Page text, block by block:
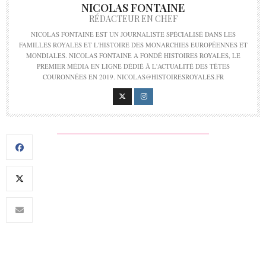
NICOLAS FONTAINE
RÉDACTEUR EN CHEF
NICOLAS FONTAINE EST UN JOURNALISTE SPÉCIALISÉ DANS LES
FAMILLES ROYALES ET L'HISTOIRE DES MONARCHIES EUROPÉENNES ET
MONDIALES. NICOLAS FONTAINE A FONDÉ HISTOIRES ROYALES, LE
PREMIER MÉDIA EN LIGNE DÉDIÉ À L'ACTUALITÉ DES TÊTES
COURONNÉES EN 2019. NICOLAS@HISTOIRESROYALES.FR